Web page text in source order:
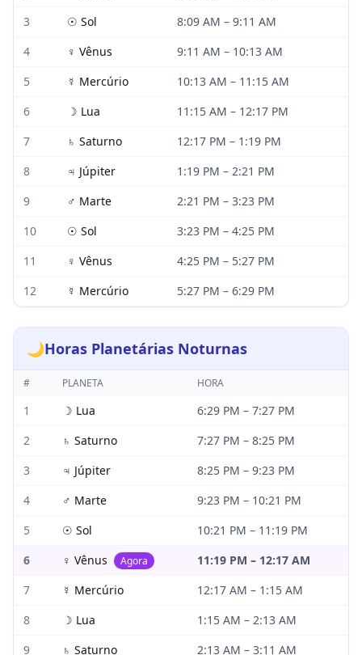
3
☉ Sol 8:09 AM – 9:11 AM
4
♀ Vênus 9:11 AM – 10:13 AM
5
☿ Mercúrio 10:13 AM – 11:15 AM
6
☽ Lua 11:15 AM – 12:17 PM
7
♄ Saturno 12:17 PM – 1:19 PM
8
♃ Júpiter 1:19 PM – 2:21 PM
9
♂ Marte 2:21 PM – 3:23 PM
10
☉ Sol 3:23 PM – 4:25 PM
11
♀ Vênus 4:25 PM – 5:27 PM
12
☿ Mercúrio 5:27 PM – 6:29 PM
🌙Horas Planetárias Noturnas
# PLANETA HORA
1 ☽ Lua 6:29 PM – 7:27 PM
2
♄ Saturno 7:27 PM – 8:25 PM
3
♃ Júpiter 8:25 PM – 9:23 PM
4
♂ Marte 9:23 PM – 10:21 PM
5
☉ Sol 10:21 PM – 11:19 PM
6
♀ Vênus Agora 11:19 PM – 12:17 AM
7
☿ Mercúrio 12:17 AM – 1:15 AM
8
☽ Lua 1:15 AM – 2:13 AM
9
♄ Saturno 2:13 AM – 3:11 AM